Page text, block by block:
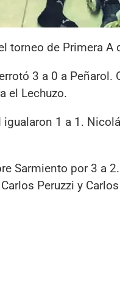
torneo de Primera A
3 a 0 a
el Lechuzo.
igualaron 1 a 1.
Sarmiento por 3 a
Peruzzi y